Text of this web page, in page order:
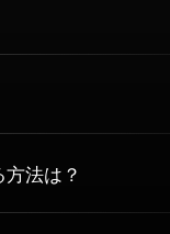
法は？